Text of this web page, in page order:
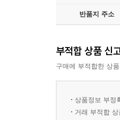
반품지 주소
부적합 상품 신
구매에 부적합한 상
상품정보 부정
거래 부적합